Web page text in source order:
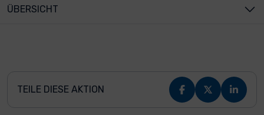
ÜBERSICHT
TEILE DIESE AKTION